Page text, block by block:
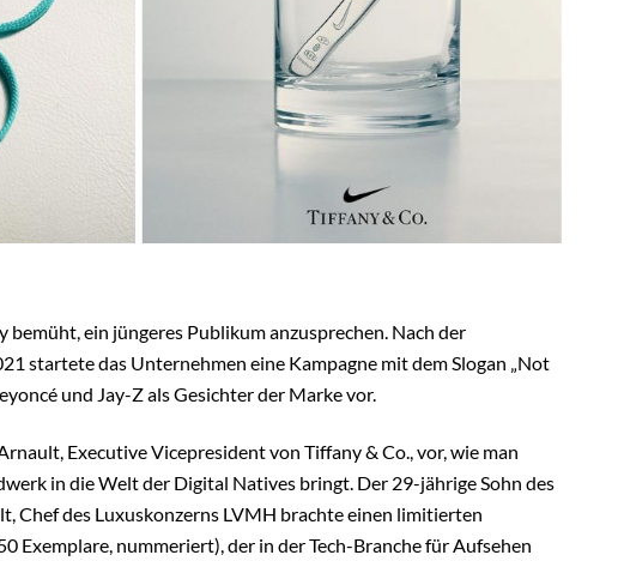
bemüht, ein jüngeres Publikum anzusprechen. Nach der
startete das Unternehmen eine Kampagne mit dem Slogan „Not
und Jay-Z als Gesichter der Marke vor.
Executive Vicepresident von Tiffany & Co., vor, wie man
in die Welt der Digital Natives bringt. Der 29-jährige Sohn des
Chef des Luxuskonzerns LVMH brachte einen limitierten
Exemplare, nummeriert), der in der Tech-Branche für Aufsehen